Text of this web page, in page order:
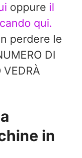
oppure il
qui.
perdere le
DI
VEDRÀ
in